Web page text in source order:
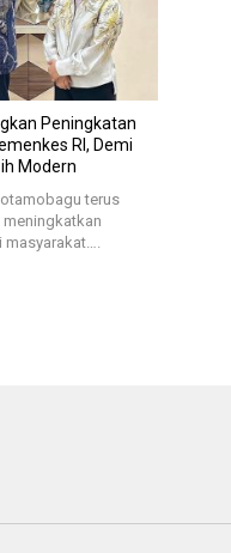
Peningkatan
RI, Demi
Modern
terus